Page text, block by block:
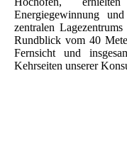
Energiegewinnung
zentralen
Rundblick vom 40
Fernsicht und
Kehrseiten unserer